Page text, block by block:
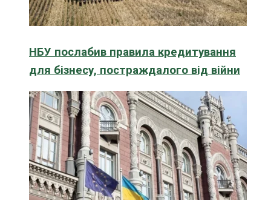
НБУ послабив правила кредитування
для бізнесу, постраждалого від війни